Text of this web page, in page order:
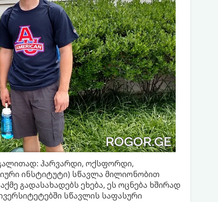
ჰარვარდი, ოქსფორდი,
ინსტიტუტი) სწავლა მილიონობით
გადასახადებს ეხება, ეს ოცნება ხშირად
სწავლის საფასური